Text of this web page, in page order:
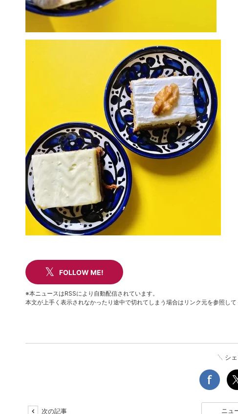
FOLLOW ME!
※本ニュースはRSSにより自動配信されています。
本文が上手く表示されなかったり途中で切れてしまう場合はリンク元を参照して
シ
次の記事 ニュ